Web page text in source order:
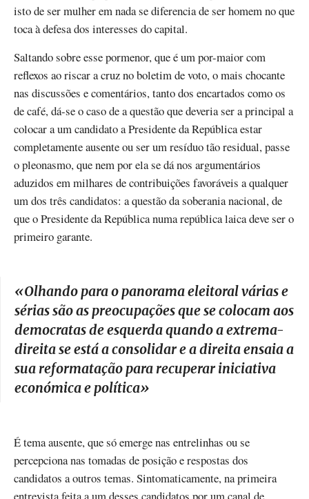
isto de ser mulher em nada se diferencia de ser homem no que
toca à defesa dos interesses do capital.
Saltando sobre esse pormenor, que é um por-maior com
reflexos ao riscar a cruz no boletim de voto, o mais chocante
nas discussões e comentários, tanto dos encartados como os
de café, dá-se o caso de a questão que deveria ser a principal a
colocar a um candidato a Presidente da República estar
completamente ausente ou ser um resíduo tão residual, passe
o pleonasmo, que nem por ela se dá nos argumentários
aduzidos em milhares de contribuições favoráveis a qualquer
um dos três candidatos: a questão da soberania nacional, de
que o Presidente da República numa república laica deve ser o
primeiro garante.
«Olhando para o panorama eleitoral várias e
sérias são as preocupações que se colocam aos
democratas de esquerda quando a extrema-
direita se está a consolidar e a direita ensaia a
sua reformatação para recuperar iniciativa
económica e política»
É tema ausente, que só emerge nas entrelinhas ou se
percepciona nas tomadas de posição e respostas dos
candidatos a outros temas. Sintomaticamente, na primeira